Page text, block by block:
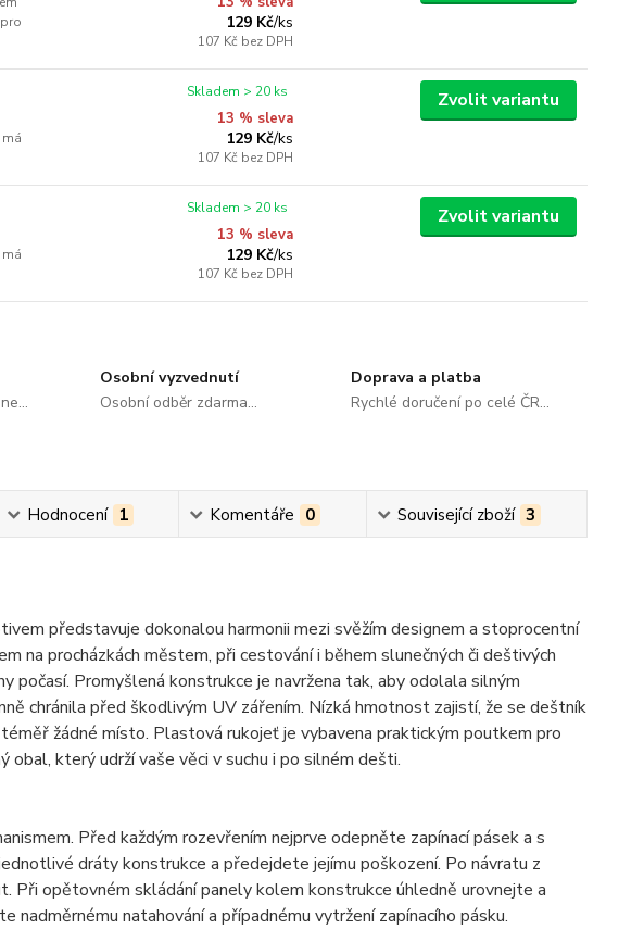
129 Kč/ks
107 Kč bez DPH
13 % sleva
129 Kč/ks
107 Kč bez DPH
Skladem > 20 ks Zvolit variantu
13 % sleva
129 Kč/ks
107 Kč bez DPH
Skladem > 20 ks Zvolit variantu
Osobní vyzvednutí
Osobní odběr zdarma...
Doprava a platba
Rychlé doručení po celé ČR...
Hodnocení 1 Komentáře 0 Související zboží 3
představuje dokonalou harmonii mezi svěžím designem a stoprocentní
na procházkách městem, při cestování i během slunečných či deštivých
Promyšlená konstrukce je navržena tak, aby odolala silným
chránila před škodlivým UV zářením. Nízká hmotnost zajistí, že se deštník
žádné místo. Plastová rukojeť je vybavena praktickým poutkem pro
obal, který udrží vaše věci v suchu i po silném dešti.
Před každým rozevřením nejprve odepněte zapínací pásek a s
dráty konstrukce a předejdete jejímu poškození. Po návratu z
Při opětovném skládání panely kolem konstrukce úhledně urovnejte a
natahování a případnému vytržení zapínacího pásku.